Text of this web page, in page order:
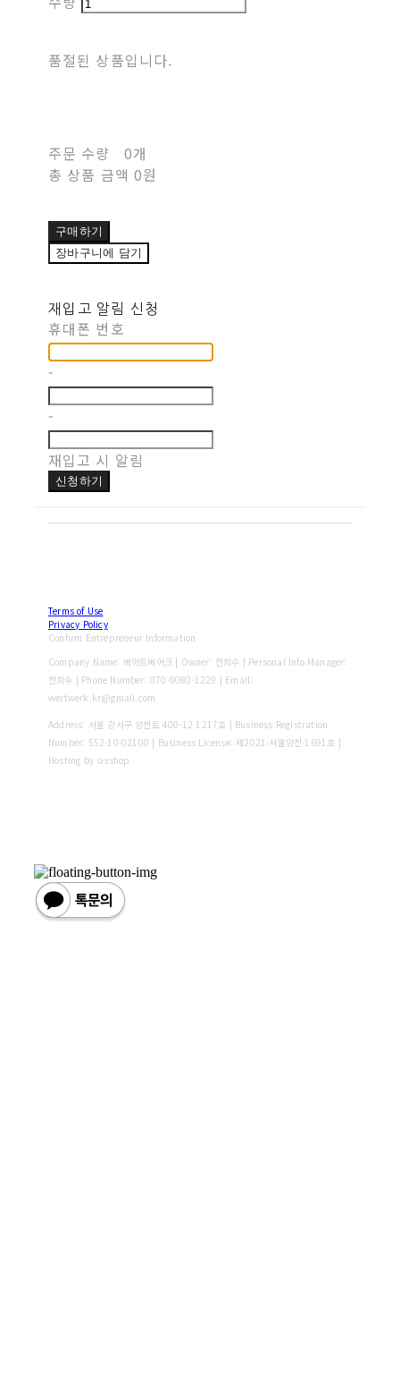
품절된 상품입니다.
주문 수량
0개
총 상품 금액 0원
구매하기
장바구니에 담기
재입고 알림 신청
휴대폰 번호
-
-
재입고 시 알림
신청하기
Terms of Use
Privacy Policy
Confirm Entrepreneur Information
Company Name: 베어트베어크 | Owner: 전희수 | Personal Info Manager:
전희수 | Phone Number: 070-8080-1229 | Email:
wertwerk.kr@gmail.com
Address: 서울 강서구 양천로 400-12 1217호 | Business Registration
Number: 552-10-02100 | Business License: 제2021-서울양천-1691호 |
Hosting by sixshop